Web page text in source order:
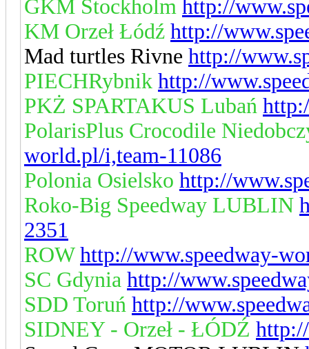
GKM Stockholm http://
KM Orzeł Łódź http://
Mad turtles Rivne http://
PIECHRybnik http://
PKŻ SPARTAKUS Lubań
PolarisPlus Crocodile
world.pl/i,team-11086
Polonia Osielsko http://
Roko-Big Speedway LUBLIN
2351
ROWhttp://www.speedway-
SC Gdynia http://
SDD Toruń http://
SIDNEY - Orzeł - ŁÓDŹ